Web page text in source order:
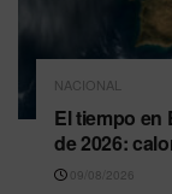
NACIONAL
El tiempo en
de 2026:
09/08/2026